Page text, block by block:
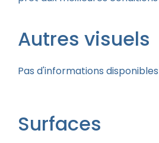
Autres visuels
Pas d'informations disponibles
Surfaces